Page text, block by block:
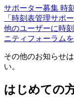
サポーター募集 時
「時刻表管理サポ
他のユーザーに時
ニティフォーラム
その他のお知らせは
い。
はじめての